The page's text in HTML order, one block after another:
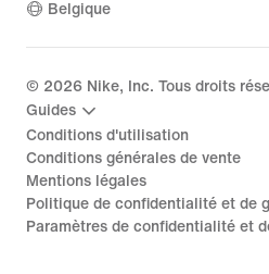
Belgique
© 2026 Nike, Inc. Tous droits
Guides
Conditions d'utilisation
Conditions générales de vente
Mentions légales
Politique de confidentialité et de
Paramètres de confidentialité et